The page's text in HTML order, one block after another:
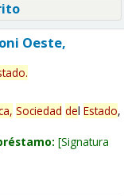
Oeste,
.
Sociedad del Estado,
Signatura